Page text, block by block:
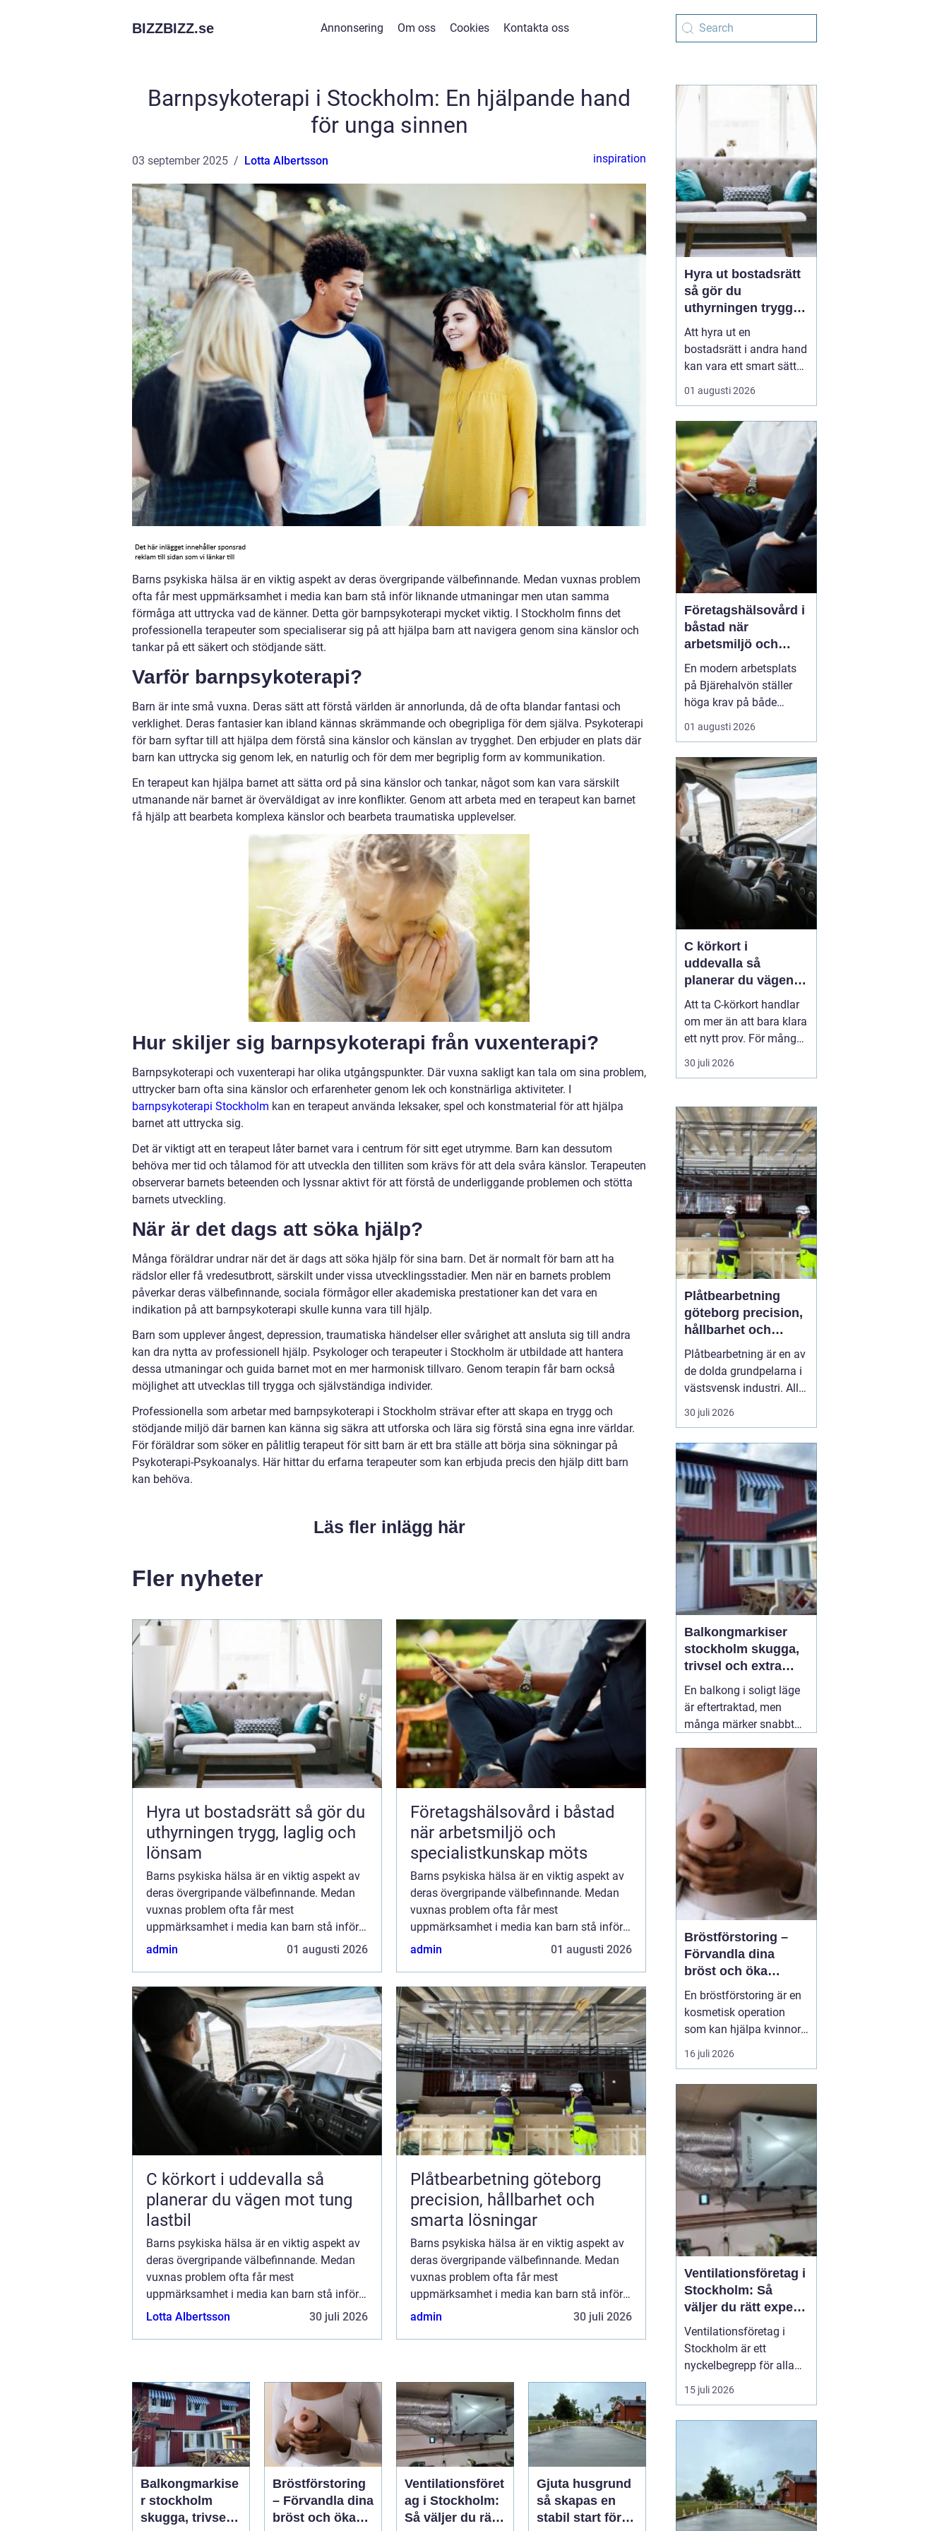
BIZZBIZZ.se Annonsering Om oss Cookies Kontakta oss
Barnpsykoterapi i Stockholm: En hjälpande hand
för unga sinnen
03 september 2025 Lotta Albertsson inspiration
Barns psykiska hälsa är en viktig aspekt av deras övergripande välbefinnande. Medan vuxnas problem
ofta får mest uppmärksamhet i media kan barn stå inför liknande utmaningar men utan samma
förmåga att uttrycka vad de känner. Detta gör barnpsykoterapi mycket viktig. I Stockholm finns det
professionella terapeuter som specialiserar sig på att hjälpa barn att navigera genom sina känslor och
tankar på ett säkert och stödjande sätt.
Varför barnpsykoterapi?
Barn är inte små vuxna. Deras sätt att förstå världen är annorlunda, då de ofta blandar fantasi och
verklighet. Deras fantasier kan ibland kännas skrämmande och obegripliga för dem själva. Psykoterapi
för barn syftar till att hjälpa dem förstå sina känslor och känslan av trygghet. Den erbjuder en plats där
barn kan uttrycka sig genom lek, en naturlig och för dem mer begriplig form av kommunikation.
En terapeut kan hjälpa barnet att sätta ord på sina känslor och tankar, något som kan vara särskilt
utmanande när barnet är överväldigat av inre konflikter. Genom att arbeta med en terapeut kan barnet
få hjälp att bearbeta komplexa känslor och bearbeta traumatiska upplevelser.
Hur skiljer sig barnpsykoterapi från vuxenterapi?
Barnpsykoterapi och vuxenterapi har olika utgångspunkter. Där vuxna sakligt kan tala om sina problem,
uttrycker barn ofta sina känslor och erfarenheter genom lek och konstnärliga aktiviteter. I
barnpsykoterapi Stockholm kan en terapeut använda leksaker, spel och konstmaterial för att hjälpa
barnet att uttrycka sig.
Det är viktigt att en terapeut låter barnet vara i centrum för sitt eget utrymme. Barn kan dessutom
behöva mer tid och tålamod för att utveckla den tilliten som krävs för att dela svåra känslor. Terapeuten
observerar barnets beteenden och lyssnar aktivt för att förstå de underliggande problemen och stötta
barnets utveckling.
När är det dags att söka hjälp?
Många föräldrar undrar när det är dags att söka hjälp för sina barn. Det är normalt för barn att ha
rädslor eller få vredesutbrott, särskilt under vissa utvecklingsstadier. Men när en barnets problem
påverkar deras välbefinnande, sociala förmågor eller akademiska prestationer kan det vara en
indikation på att barnpsykoterapi skulle kunna vara till hjälp.
Barn som upplever ångest, depression, traumatiska händelser eller svårighet att ansluta sig till andra
kan dra nytta av professionell hjälp. Psykologer och terapeuter i Stockholm är utbildade att hantera
dessa utmaningar och guida barnet mot en mer harmonisk tillvaro. Genom terapin får barn också
möjlighet att utvecklas till trygga och självständiga individer.
Professionella som arbetar med barnpsykoterapi i Stockholm strävar efter att skapa en trygg och
stödjande miljö där barnen kan känna sig säkra att utforska och lära sig förstå sina egna inre världar.
För föräldrar som söker en pålitlig terapeut för sitt barn är ett bra ställe att börja sina sökningar på
Psykoterapi-Psykoanalys. Här hittar du erfarna terapeuter som kan erbjuda precis den hjälp ditt barn
kan behöva.
Läs fler inlägg här
Fler nyheter
Hyra ut bostadsrätt så gör du
uthyrningen trygg, laglig och
lönsam
Barns psykiska hälsa är en viktig aspekt av
deras övergripande välbefinnande. Medan
vuxnas problem ofta får mest
uppmärksamhet i media kan barn stå inför
liknande utmaningar men utan samma
admin 01 augusti 2026
Företagshälsovård i båstad
när arbetsmiljö och
specialistkunskap möts
Barns psykiska hälsa är en viktig aspekt av
deras övergripande välbefinnande. Medan
vuxnas problem ofta får mest
uppmärksamhet i media kan barn stå inför
liknande utmaningar men utan samma
admin 01 augusti 2026
C körkort i uddevalla så
planerar du vägen mot tung
lastbil
Barns psykiska hälsa är en viktig aspekt av
deras övergripande välbefinnande. Medan
vuxnas problem ofta får mest
uppmärksamhet i media kan barn stå inför
liknande utmaningar men utan samma
Lotta Albertsson 30 juli 2026
Plåtbearbetning göteborg
precision, hållbarhet och
smarta lösningar
Barns psykiska hälsa är en viktig aspekt av
deras övergripande välbefinnande. Medan
vuxnas problem ofta får mest
uppmärksamhet i media kan barn stå inför
liknande utmaningar men utan samma
admin 30 juli 2026
Balkongmarkise
r stockholm
skugga, trivsel
Bröstförstoring
– Förvandla dina
bröst och öka
Ventilationsföret
ag i Stockholm:
Så väljer du rätt
Gjuta husgrund
så skapas en
stabil start för
Hyra ut bostadsrätt
så gör du
uthyrningen trygg,
laglig och lönsam
Att hyra ut en
bostadsrätt i andra hand
kan vara ett smart sätt
att täcka kostnader eller
behålla boendet under
stad. Samtidigt upplever
många att regler,
tillstånd, hyresnivå och
försäkringar känns
krångliga. Med rätt
kunskap gå...
01 augusti 2026
Företagshälsovård i
båstad när
arbetsmiljö och
specialistkunskap
möts
En modern arbetsplats
på Bjärehalvön ställer
höga krav på både
ledning och
medarbetare. Tempot är
breda och gränsen
mellan jobb och privatliv
blir ibland suddig.
Samtidigt förväntas
hållbara prestationer
över tid. I den verkligh...
01 augusti 2026
C körkort i
uddevalla så
planerar du vägen
mot tung lastbil
Att ta C-körkort handlar
om mer än att bara klara
ett nytt prov. För många
betyder det en chans till
ett nytt yrke, en starkare
arbetsmarknaden eller
en naturlig utveckling i
ett jobb inom transport
och logistik. I Uddevalla
finns goda mö...
30 juli 2026
Plåtbearbetning
göteborg precision,
hållbarhet och
smarta lösningar
Plåtbearbetning är en av
de dolda grundpelarna i
västsvensk industri. Allt
från marina
anläggningar längs
maskiner, räcken i
offentliga miljöer och
specialtillverkade
komponenter tillverkas
plåtbearbetning. När
för...
30 juli 2026
Balkongmarkiser
stockholm skugga,
trivsel och extra
rum utomhus
En balkong i soligt läge
är eftertraktad, men
många märker snabbt
under sommarhalvåret.
Glasräcken, mörka
reflekterande ytor gör att
solen ofta upplevs
starkare i Stockholm än
förväntat. Med
22 juli
2026
Bröstförstoring –
Förvandla dina
bröst och öka
självförtroendet
En bröstförstoring är en
kosmetisk operation
som kan hjälpa kvinnor
att uppnå de bröst de
alltid har drömt om.
om att återställa
volymen efter graviditet
och amning, korrigera
oj&a...
16 juli 2026
Ventilationsföretag i
Stockholm: Så
väljer du rätt expert
på frisk luft
Ventilationsföretag i
Stockholm är ett
nyckelbegrepp för alla
som vill ha bättre
inomhusluft, lägre
söker efter ett kunnigt
företag i huvudstaden
som kan hjälp...
15 juli 2026